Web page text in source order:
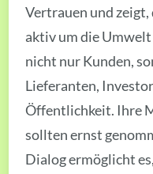
Vertrauen und zeigt,
aktiv um die
nicht nur Kunden,
Lieferanten,
Öffentlichkeit. Ihre
sollten ernst
Dialog ermöglicht